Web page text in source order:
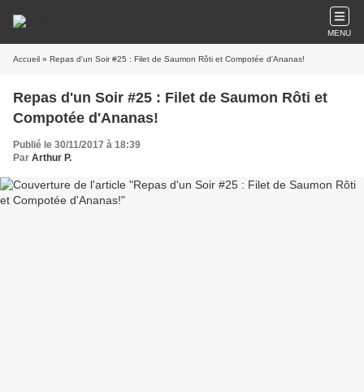
MENU
Accueil » Repas d'un Soir #25 : Filet de Saumon Rôti et Compotée d'Ananas!
Repas d'un Soir #25 : Filet de Saumon Rôti et
Compotée d'Ananas!
Publié le 30/11/2017 à 18:39
Par Arthur P.